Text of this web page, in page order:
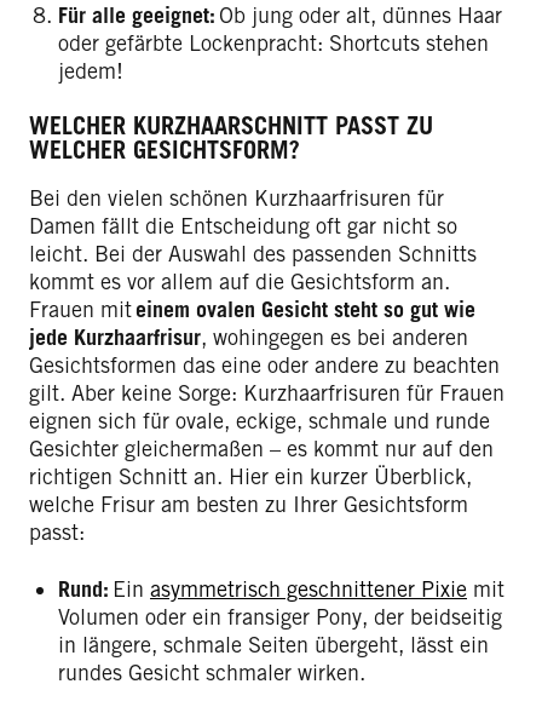
Für alle geeignet: Ob jung oder alt, dünnes Haar
oder gefärbte Lockenpracht: Shortcuts stehen
jedem!
WELCHER KURZHAARSCHNITT PASST ZU
WELCHER GESICHTSFORM?
Bei den vielen schönen Kurzhaarfrisuren für
Damen fällt die Entscheidung oft gar nicht so
leicht. Bei der Auswahl des passenden Schnitts
kommt es vor allem auf die Gesichtsform an.
Frauen miteinem ovalen Gesicht steht so gut wie
jede Kurzhaarfrisur, wohingegen es bei anderen
Gesichtsformen das eine oder andere zu beachten
gilt. Aber keine Sorge: Kurzhaarfrisuren für Frauen
eignen sich für ovale, eckige, schmale und runde
Gesichter gleichermaßen – es kommt nur auf den
richtigen Schnitt an. Hier ein kurzer Überblick,
welche Frisur am besten zu Ihrer Gesichtsform
passt:
Rund: Ein asymmetrisch geschnittener Pixie mit
Volumen oder ein fransiger Pony, der beidseitig
in längere, schmale Seiten übergeht, lässt ein
rundes Gesicht schmaler wirken.